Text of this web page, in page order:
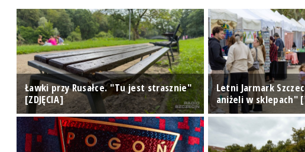
Ławki przy Rusałce. "Tu jest strasznie"
[ZDJĘCIA]
Letni Jarmark
aniżeli w sklepach"